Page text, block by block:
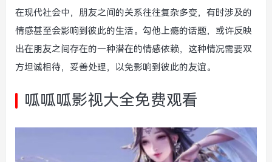
在现代社会中，朋友之间的关系往往复杂多变，有时涉及的
情感甚至会影响到彼此的生活。勾他上瘾的话题，或许反映
出在朋友之间存在的一种潜在的情感依赖，这种情况需要双
方坦诚相待，妥善处理，以免影响到彼此的友谊。
呱呱呱影视大全免费观看